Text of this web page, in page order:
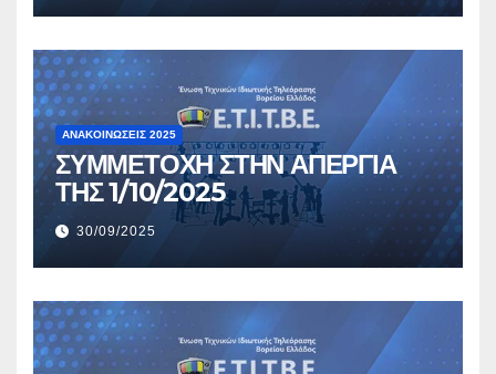
ΑΝΑΚΟΙΝΏΣΕΙΣ 2025
ΣΥΜΜΕΤΟΧΗ ΣΤΗΝ ΑΠΕΡΓΙΑ
ΤΗΣ 1/10/2025
30/09/2025